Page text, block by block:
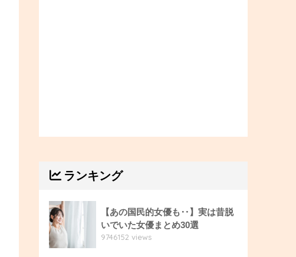
ランキング
【あの国民的女優も‥】実は昔脱
いでいた女優まとめ30選
9746152 views